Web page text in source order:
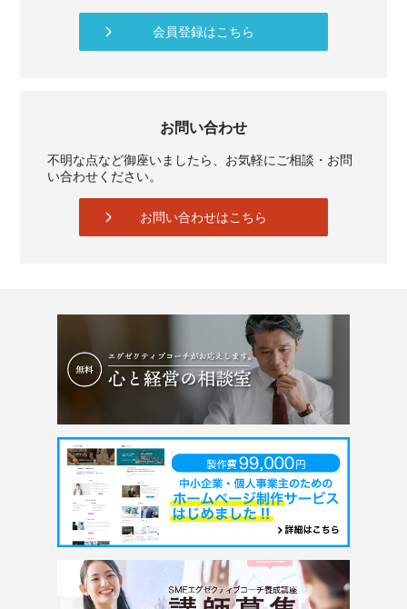
会員登録はこちら
お問い合わせ
不明な点など御座いましたら、お気軽にご相談・お問
い合わせください。
お問い合わせはこちら